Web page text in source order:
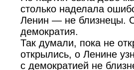
столько наделала
Ленин — не близнецы.
демократия.
Так думали, пока не
открылись, о Ленине
с демократией не